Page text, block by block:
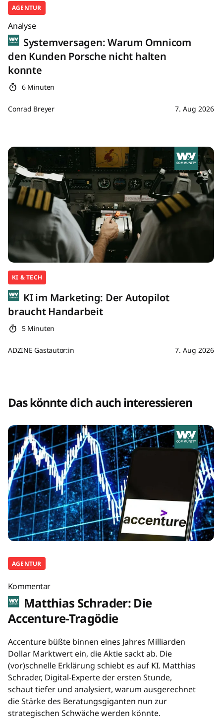
AGENTUR
Analyse
Systemversagen: Warum Omnicom
den Kunden Porsche nicht halten
konnte
6 Minuten
Conrad Breyer 7. Aug 2026
KI & TECH
KI im Marketing: Der Autopilot
braucht Handarbeit
5 Minuten
ADZINE Gastautor:in 7. Aug 2026
Das könnte dich auch interessieren
AGENTUR
Kommentar
Matthias Schrader: Die
Accenture-Tragödie
Accenture büßte binnen eines Jahres Milliarden
Dollar Marktwert ein, die Aktie sackt ab. Die
(vor)schnelle Erklärung schiebt es auf KI. Matthias
Schrader, Digital-Experte der ersten Stunde,
schaut tiefer und analysiert, warum ausgerechnet
die Stärke des Beratungsgiganten nun zur
strategischen Schwäche werden könnte.